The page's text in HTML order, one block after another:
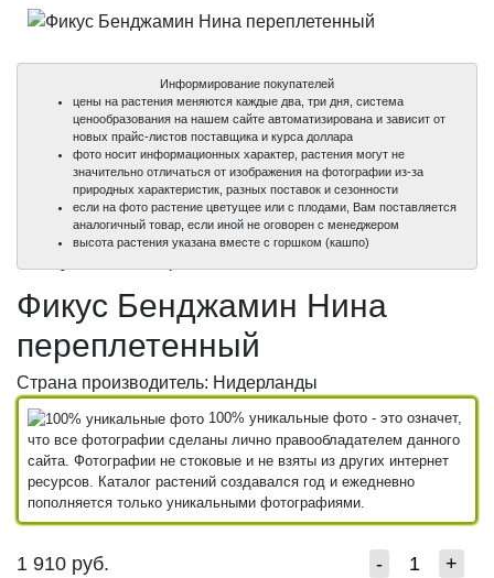
100%
100%
100%
Информирование покупателей
цены на растения меняются каждые два, три дня, система
ценообразования на нашем сайте автоматизирована и зависит от
новых прайс-листов поставщика и курса доллара
фото носит информационных характер, растения могут не
значительно отличаться от изображения на фотографии из-за
природных характеристик, разных поставок и сезонности
если на фото растение цветущее или с плодами, Вам поставляется
аналогичный товар, если иной не оговорен с менеджером
высота растения указана вместе с горшком (кашпо)
Фикус Бенджамин Нина
переплетенный
Страна производитель: Нидерланды
100% уникальные фото - это означет,
что все фотографии сделаны лично правообладателем данного
сайта. Фотографии не стоковые и не взяты из других интернет
ресурсов. Каталог растений создавался год и ежедневно
пополняется только уникальными фотографиями.
1 910 руб. - +